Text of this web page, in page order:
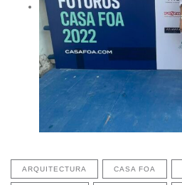
ARQUITECTURA CASA FOA